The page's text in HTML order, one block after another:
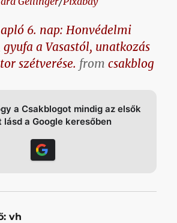
6. nap: Honvédelmi
a Vasastól, unatkozás
szétverése. fromcsakblog
a Csakblogot mindig az elsők
lásd a Google keresőben
vh